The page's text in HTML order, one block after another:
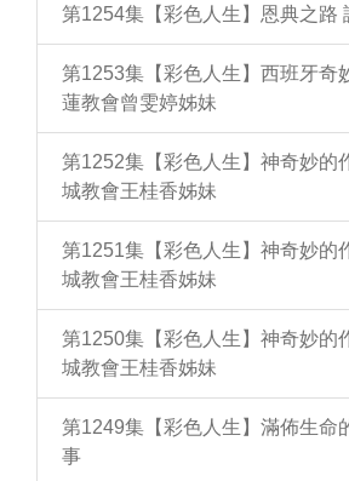
第1254集【彩色人生】恩典之路
第1253集【彩色人生】西班牙奇
蓮教會曾雯婷姊妹
第1252集【彩色人生】神奇妙的
城教會王桂香姊妹
第1251集【彩色人生】神奇妙的
城教會王桂香姊妹
第1250集【彩色人生】神奇妙的
城教會王桂香姊妹
第1249集【彩色人生】滿佈生命
事